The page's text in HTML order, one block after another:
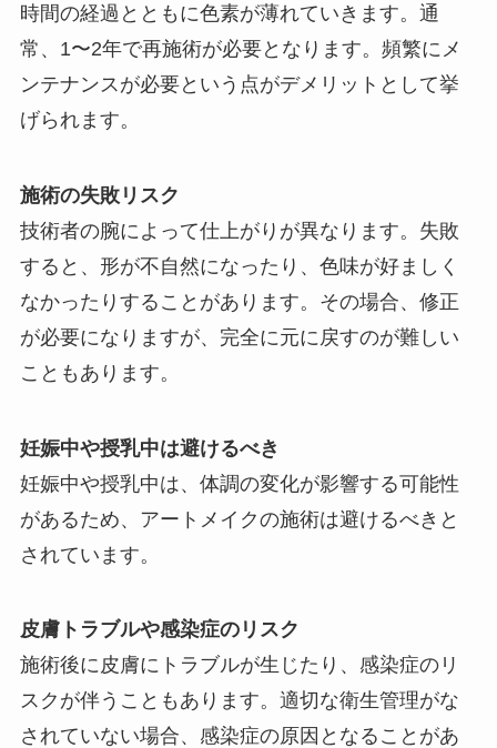
時間の経過とともに色素が薄れていきます。通
常、1〜2年で再施術が必要となります。頻繁にメ
ンテナンスが必要という点がデメリットとして挙
げられます。
施術の失敗リスク
技術者の腕によって仕上がりが異なります。失敗
すると、形が不自然になったり、色味が好ましく
なかったりすることがあります。その場合、修正
が必要になりますが、完全に元に戻すのが難しい
こともあります。
妊娠中や授乳中は避けるべき
妊娠中や授乳中は、体調の変化が影響する可能性
があるため、アートメイクの施術は避けるべきと
されています。
皮膚トラブルや感染症のリスク
施術後に皮膚にトラブルが生じたり、感染症のリ
スクが伴うこともあります。適切な衛生管理がな
されていない場合、感染症の原因となることがあ